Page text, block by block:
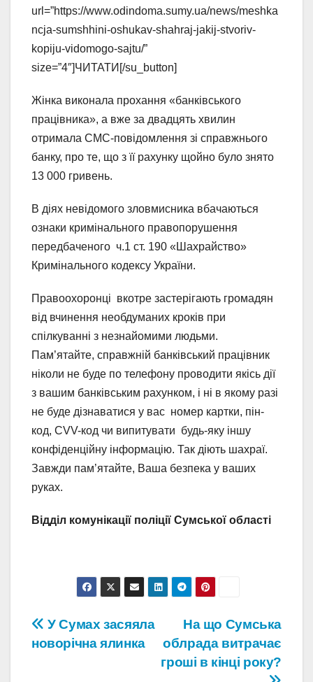
url=”https://www.odindoma.sumy.ua/news/meshka
ncja-sumshhini-oshukav-shahraj-jakij-stvoriv-
kopiju-vidomogo-sajtu/”
size=”4″]ЧИТАТИ[/su_button]
Жінка виконала прохання «банківського
працівника», а вже за двадцять хвилин
отримала СМС-повідомлення зі справжнього
банку, про те, що з її рахунку щойно було знято
13 000 гривень.
В діях невідомого зловмисника вбачаються
ознаки кримінального правопорушення
передбаченого ч.1 ст. 190 «Шахрайство»
Кримінального кодексу України.
Правоохоронці вкотре застерігають громадян
від вчинення необдуманих кроків при
спілкуванні з незнайомими людьми.
Пам’ятайте, справжній банківський працівник
ніколи не буде по телефону проводити якісь дії
з вашим банківським рахунком, і ні в якому разі
не буде дізнаватися у вас номер картки, пін-
код, CVV-код чи випитувати будь-яку іншу
конфіденційну інформацію. Так діють шахраї.
Завжди пам’ятайте, Ваша безпека у ваших
руках.
Відділ комунікації поліції Сумської області
Навігація
записів
На що Сумська
облрада витрачає
гроші в кінці року?
У Сумах засяяла
новорічна ялинка